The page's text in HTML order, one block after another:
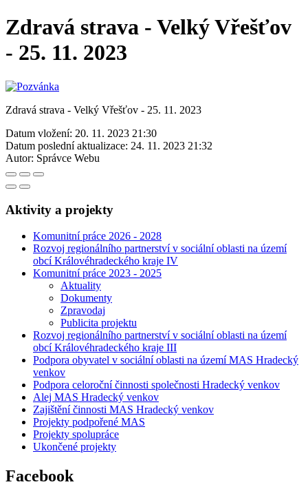
Zdravá strava - Velký Vřešťov
- 25. 11. 2023
Zdravá strava - Velký Vřešťov - 25. 11. 2023
Datum vložení: 20. 11. 2023 21:30
Datum poslední aktualizace: 24. 11. 2023 21:32
Autor: Správce Webu
Aktivity a projekty
Komunitní práce 2026 - 2028
Rozvoj regionálního partnerství v sociální oblasti na území
obcí Královéhradeckého kraje IV
Komunitní práce 2023 - 2025
Aktuality
Dokumenty
Zpravodaj
Publicita projektu
Rozvoj regionálního partnerství v sociální oblasti na území
obcí Královéhradeckého kraje III
Podpora obyvatel v sociální oblasti na území MAS Hradecký
venkov
Podpora celoroční činnosti společnosti Hradecký venkov
Alej MAS Hradecký venkov
Zajištění činnosti MAS Hradecký venkov
Projekty podpořené MAS
Projekty spolupráce
Ukončené projekty
Facebook